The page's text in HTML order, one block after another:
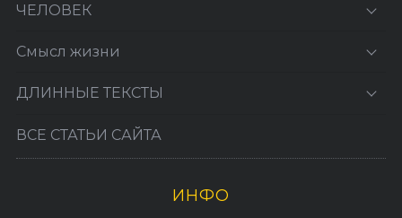
ЧЕЛОВЕК
Смысл жизни
ДЛИННЫЕ ТЕКСТЫ
ВСЕ СТАТЬИ САЙТА
ИНФО